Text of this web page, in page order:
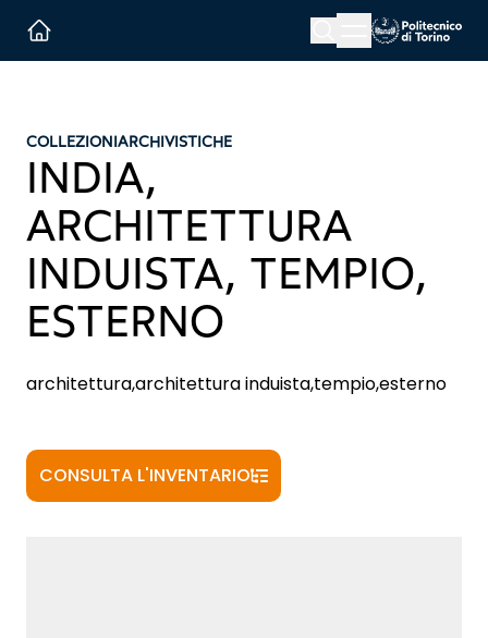
Menu button
COLLEZIONIARCHIVISTICHE
INDIA,
ARCHITETTURA
INDUISTA, TEMPIO,
ESTERNO
architettura,architettura induista,tempio,esterno
CONSULTA L'INVENTARIO